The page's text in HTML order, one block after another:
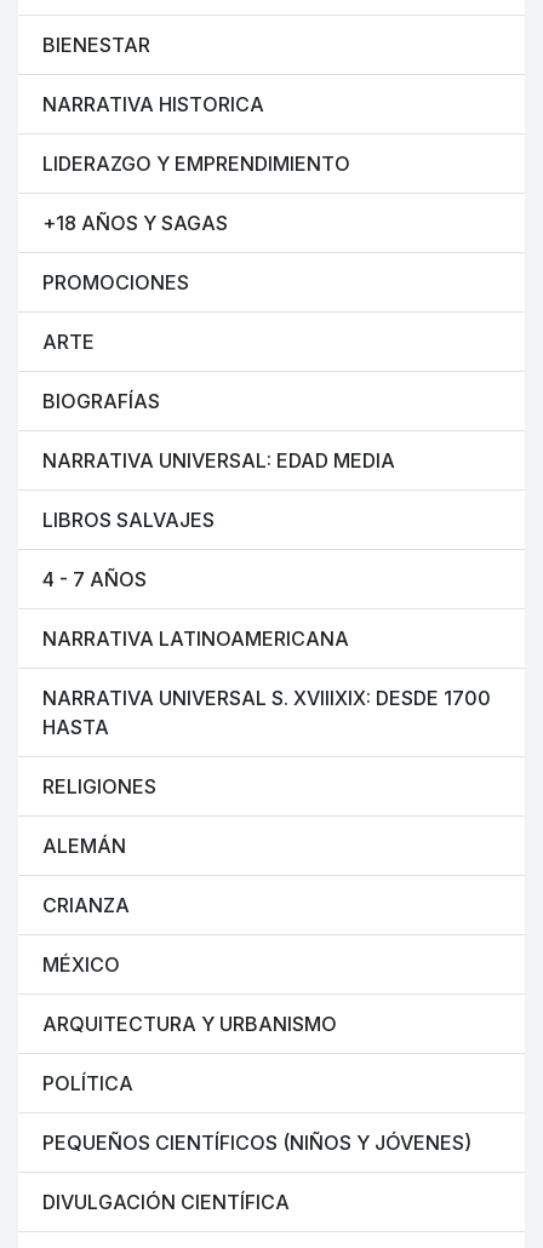
BIENESTAR
NARRATIVA HISTORICA
LIDERAZGO Y EMPRENDIMIENTO
+18 AÑOS Y SAGAS
PROMOCIONES
ARTE
BIOGRAFÍAS
NARRATIVA UNIVERSAL: EDAD MEDIA
LIBROS SALVAJES
4 - 7 AÑOS
NARRATIVA LATINOAMERICANA
NARRATIVA UNIVERSAL S. XVIIIXIX: DESDE 1700
HASTA
RELIGIONES
ALEMÁN
CRIANZA
MÉXICO
ARQUITECTURA Y URBANISMO
POLÍTICA
PEQUEÑOS CIENTÍFICOS (NIÑOS Y JÓVENES)
DIVULGACIÓN CIENTÍFICA